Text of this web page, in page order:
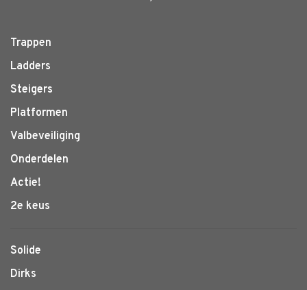
Trappen
Ladders
Steigers
Platformen
Valbeveiliging
Onderdelen
Actie!
2e keus
Solide
Dirks